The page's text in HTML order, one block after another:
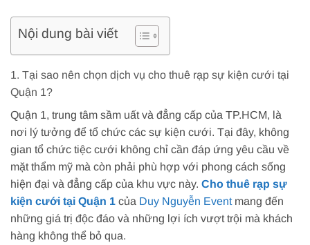
Nội dung bài viết
1. Tại sao nên chọn dịch vụ cho thuê rạp sự kiện cưới tại
Quận 1?
Quận 1, trung tâm sầm uất và đẳng cấp của TP.HCM, là
nơi lý tưởng để tổ chức các sự kiện cưới. Tại đây, không
gian tổ chức tiệc cưới không chỉ cần đáp ứng yêu cầu về
mặt thẩm mỹ mà còn phải phù hợp với phong cách sống
hiện đại và đẳng cấp của khu vực này. Cho thuê rạp sự
kiện cưới tại Quận 1 của Duy Nguyễn Eventmang đến
những giá trị độc đáo và những lợi ích vượt trội mà khách
hàng không thể bỏ qua.